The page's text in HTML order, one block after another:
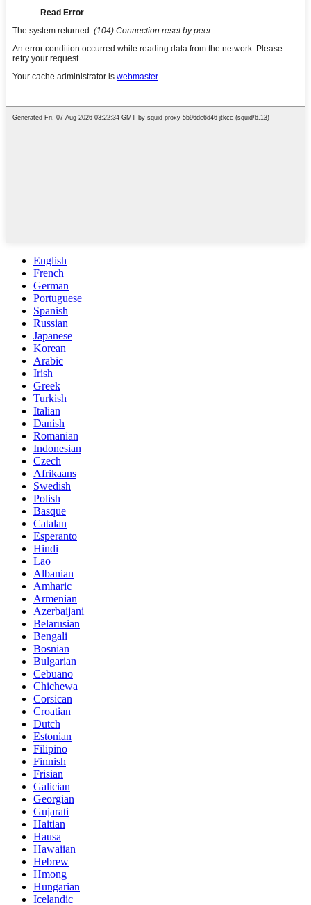
English
French
German
Portuguese
Spanish
Russian
Japanese
Korean
Arabic
Irish
Greek
Turkish
Italian
Danish
Romanian
Indonesian
Czech
Afrikaans
Swedish
Polish
Basque
Catalan
Esperanto
Hindi
Lao
Albanian
Amharic
Armenian
Azerbaijani
Belarusian
Bengali
Bosnian
Bulgarian
Cebuano
Chichewa
Corsican
Croatian
Dutch
Estonian
Filipino
Finnish
Frisian
Galician
Georgian
Gujarati
Haitian
Hausa
Hawaiian
Hebrew
Hmong
Hungarian
Icelandic